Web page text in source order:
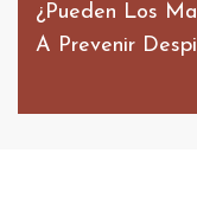
¿Pueden Los
A Prevenir